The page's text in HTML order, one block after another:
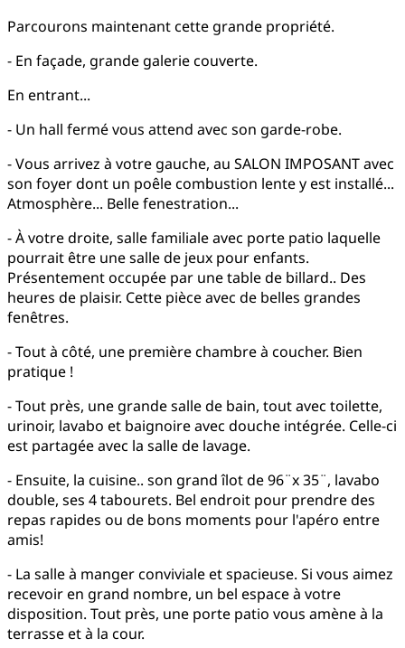
Parcourons maintenant cette grande propriété.
- En façade, grande galerie couverte.
En entrant...
- Un hall fermé vous attend avec son garde-robe.
- Vous arrivez à votre gauche, au SALON IMPOSANT avec
son foyer dont un poêle combustion lente y est installé...
Atmosphère... Belle fenestration...
- À votre droite, salle familiale avec porte patio laquelle
pourrait être une salle de jeux pour enfants.
Présentement occupée par une table de billard.. Des
heures de plaisir. Cette pièce avec de belles grandes
fenêtres.
- Tout à côté, une première chambre à coucher. Bien
pratique !
- Tout près, une grande salle de bain, tout avec toilette,
urinoir, lavabo et baignoire avec douche intégrée. Celle-ci
est partagée avec la salle de lavage.
- Ensuite, la cuisine.. son grand îlot de 96¨x 35¨, lavabo
double, ses 4 tabourets. Bel endroit pour prendre des
repas rapides ou de bons moments pour l'apéro entre
amis!
- La salle à manger conviviale et spacieuse. Si vous aimez
recevoir en grand nombre, un bel espace à votre
disposition. Tout près, une porte patio vous amène à la
terrasse et à la cour.